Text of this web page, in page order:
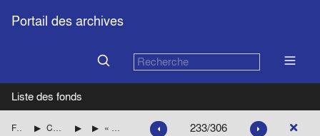
Portail des archives
Liste des fonds
Fonds Michel Gaudet Consultations du Service juridique des exécutifs européens Questions écrites
« Projet de réponse à la question écrite n° 86/68 de Monsieur Vredeling. Publication des décisions des représentants des gouvernements des Etats membres », note de G. Olivier à Alex Hoven 233/306